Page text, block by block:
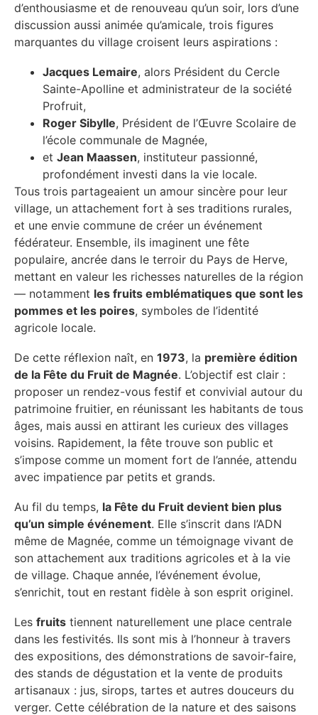
d’enthousiasme et de renouveau qu’un soir, lors d’une
discussion aussi animée qu’amicale, trois figures
marquantes du village croisent leurs aspirations :
Jacques Lemaire, alors Président du Cercle
Sainte-Apolline et administrateur de la société
Profruit,
Roger Sibylle, Président de l’Œuvre Scolaire de
l’école communale de Magnée,
et Jean Maassen, instituteur passionné,
profondément investi dans la vie locale.
Tous trois partageaient un amour sincère pour leur
village, un attachement fort à ses traditions rurales,
et une envie commune de créer un événement
fédérateur. Ensemble, ils imaginent une fête
populaire, ancrée dans le terroir du Pays de Herve,
mettant en valeur les richesses naturelles de la région
— notamment les fruits emblématiques que sont les
pommes et les poires, symboles de l’identité
agricole locale.
De cette réflexion naît, en 1973, la première édition
de la Fête du Fruit de Magnée. L’objectif est clair :
proposer un rendez-vous festif et convivial autour du
patrimoine fruitier, en réunissant les habitants de tous
âges, mais aussi en attirant les curieux des villages
voisins. Rapidement, la fête trouve son public et
s’impose comme un moment fort de l’année, attendu
avec impatience par petits et grands.
Au fil du temps, la Fête du Fruit devient bien plus
qu’un simple événement. Elle s’inscrit dans l’ADN
même de Magnée, comme un témoignage vivant de
son attachement aux traditions agricoles et à la vie
de village. Chaque année, l’événement évolue,
s’enrichit, tout en restant fidèle à son esprit originel.
Les fruits tiennent naturellement une place centrale
dans les festivités. Ils sont mis à l’honneur à travers
des expositions, des démonstrations de savoir-faire,
des stands de dégustation et la vente de produits
artisanaux : jus, sirops, tartes et autres douceurs du
verger. Cette célébration de la nature et des saisons